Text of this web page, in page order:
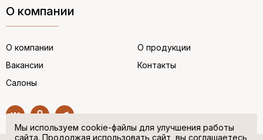
О компании
О компании
Вакансии
Салоны
О продукции
Контакты
Мы используем cookie-файлы для улучшения работы
сайта. Продолжая использовать сайт, вы соглашаетесь